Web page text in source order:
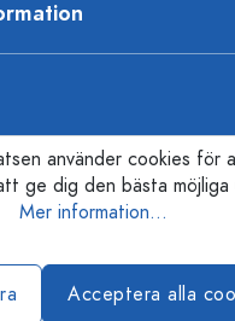
använder cookies för
ge dig den bästa möjliga
Mer information...
Acceptera alla